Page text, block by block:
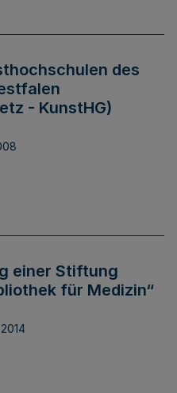
des
- KunstHG)
einer Stiftung
für Medizin“